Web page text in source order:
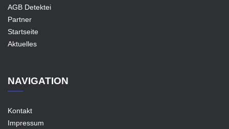
AGB Detektei
Partner
Startseite
Aktuelles
NAVIGATION
Kontakt
Impressum